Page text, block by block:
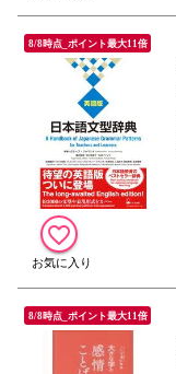
8/8時点_ポイント最大11倍
8/8時点_ポイント最大11倍